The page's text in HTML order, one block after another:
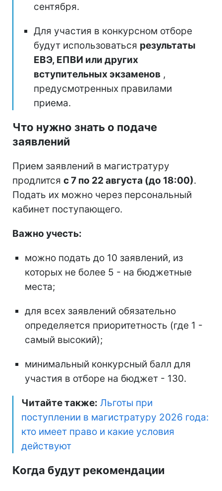
сентября.
Для участия в конкурсном отборе
будут использоваться результаты
ЕВЭ, ЕПВИ или других
вступительных экзаменов ,
предусмотренных правилами
приема.
Что нужно знать о подаче
заявлений
Прием заявлений в магистратуру
продлится с 7 по 22 августа (до 18:00).
Подать их можно через персональный
кабинет поступающего.
Важно учесть:
можно подать до 10 заявлений, из
которых не более 5 - на бюджетные
места;
для всех заявлений обязательно
определяется приоритетность (где 1 -
самый высокий);
минимальный конкурсный балл для
участия в отборе на бюджет - 130.
Читайте также: Льготы при
поступлении в магистратуру 2026 года:
кто имеет право и какие условия
действуют
Когда будут рекомендации